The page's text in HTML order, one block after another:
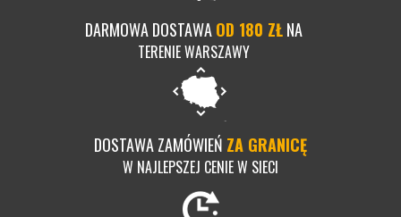
DARMOWA DOSTAWAOD 180 ZŁNA
TERENIE WARSZAWY
DOSTAWA ZAMÓWIEŃ ZA GRANICĘ
W NAJLEPSZEJ CENIE W SIECI